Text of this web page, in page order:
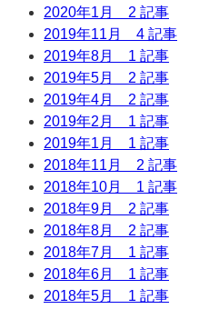
2020年1月 2 記事
2019年11月 4 記事
2019年8月 1 記事
2019年5月 2 記事
2019年4月 2 記事
2019年2月 1 記事
2019年1月 1 記事
2018年11月 2 記事
2018年10月 1 記事
2018年9月 2 記事
2018年8月 2 記事
2018年7月 1 記事
2018年6月 1 記事
2018年5月 1 記事